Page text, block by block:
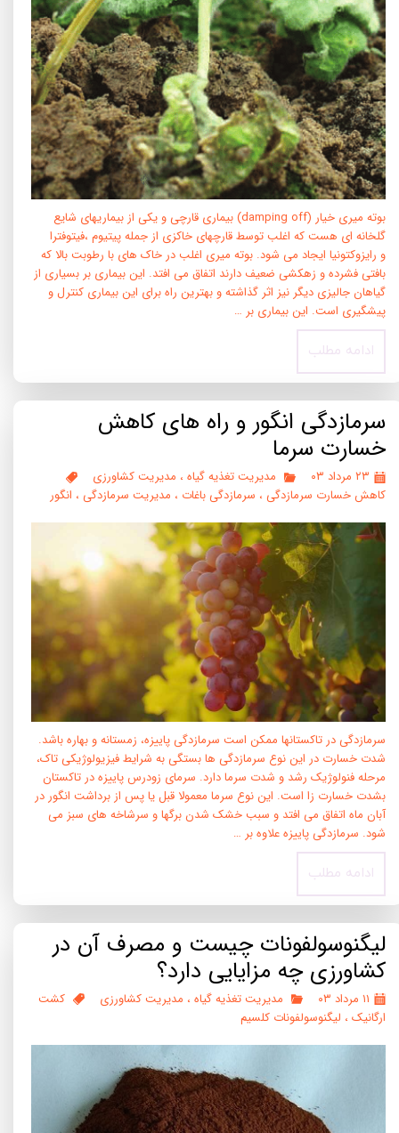
بوته میری خیار (damping off) بیماری قارچی و یکی از بیماریهای شایع
گلخانه ای هست که اغلب توسط قارچهای خاکزی از جمله پیتیوم ،فیتوفترا
و رایزوکتونیا ایجاد می شود. بوته میری اغلب در خاک های با رطوبت بالا که
بافتی فشرده و زهکشی ضعیف دارند اتفاق می افتد. این بیماری بر بسیاری از
گیاهان جالیزی دیگر نیز اثر گذاشته و بهترین راه برای این بیماری کنترل و
پیشگیری است. این بیماری بر …
ادامه مطلب
سرمازدگی انگور و راه های کاهش
خسارت سرما
۲۳ مرداد ۰۳ مدیریت تغذیه گیاه ، مدیریت کشاورزی
کاهش خسارت سرمازدگی ، سرمازدگی باغات ، مدیریت سرمازدگی ، انگور
سرمازدگی در تاکستانها ممکن است سرمازدگی پاییزه، زمستانه و بهاره باشد.
شدت خسارت در این نوع سرمازدگی ها بستگی به شرایط فیزیولوژیکی تاک،
مرحله فنولوژیک رشد و شدت سرما دارد. سرمای زودرس پاییزه در تاکستان
بشدت خسارت زا است. این نوع سرما معمولا قبل یا پس از برداشت انگور در
آبان ماه اتفاق می افتد و سبب خشک شدن برگها و سرشاخه های سبز می
شود. سرمازدگی پاییزه علاوه بر …
ادامه مطلب
لیگنوسولفونات چیست و مصرف آن در
کشاورزی چه مزایایی دارد؟
۱۱ مرداد ۰۳ مدیریت تغذیه گیاه ، مدیریت کشاورزی
کشت
ارگانیک ، لیگنوسولفونات کلسیم